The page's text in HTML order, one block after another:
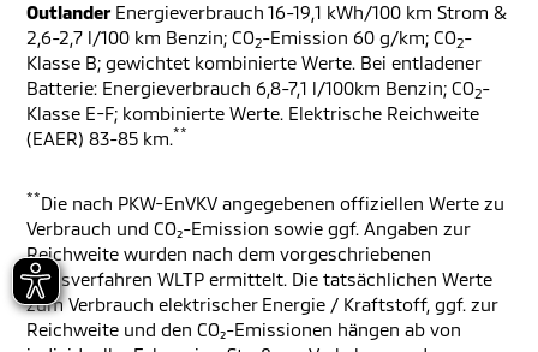
Outlander Energieverbrauch 16-19,1 kWh/100 km Strom &
2,6-2,7 l/100 km Benzin; CO2-Emission 60 g/km; CO2-
Klasse B; gewichtet kombinierte Werte. Bei entladener
Batterie: Energieverbrauch 6,8-7,1 l/100km Benzin; CO2-
Klasse E-F; kombinierte Werte. Elektrische Reichweite
(EAER) 83-85 km.**
**Die nach PKW-EnVKV angegebenen offiziellen Werte zu
Verbrauch und CO₂-Emission sowie ggf. Angaben zur
Reichweite wurden nach dem vorgeschriebenen
Messverfahren WLTP ermittelt. Die tatsächlichen Werte
zum Verbrauch elektrischer Energie / Kraftstoff, ggf. zur
Reichweite und den CO₂-Emissionen hängen ab von